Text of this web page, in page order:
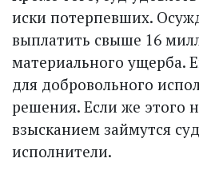
иски потерпевших.
выплатить свыше 16
материального ущерба.
для добровольного
решения. Если же этого
взысканием займутся
исполнители.